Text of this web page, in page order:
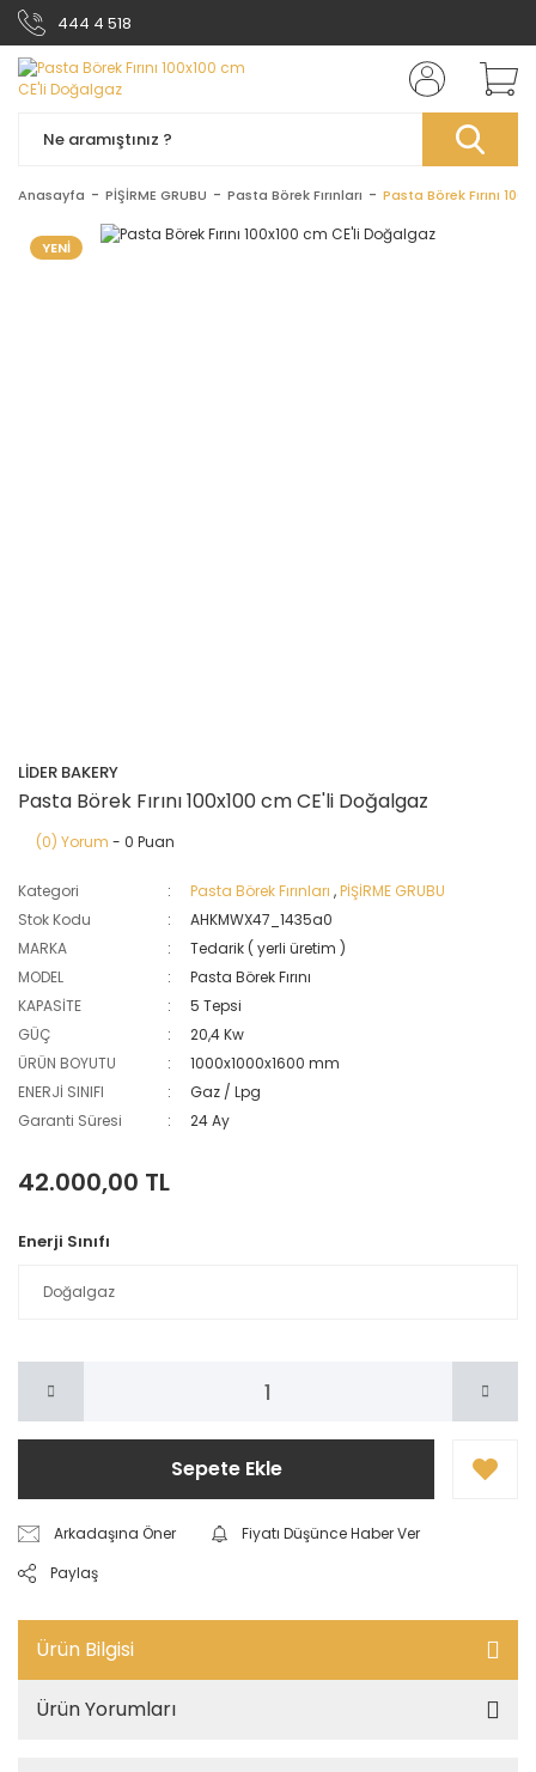
444 4 518
Anasayfa PİŞİRME GRUBU Pasta Börek Fırınları Pasta Börek Fırını
YENİ
LİDER BAKERY
Pasta Börek Fırını 100x100 cm CE'li Doğalgaz
(0) Yorum - 0 Puan
Kategori Pasta Börek Fırınları ,PİŞİRME GRUBU
Stok Kodu
AHKMWX47_1435a0
MARKA
Tedarik ( yerli üretim )
MODEL
Pasta Börek Fırını
KAPASİTE
5 Tepsi
GÜÇ
20,4 Kw
ÜRÜN BOYUTU
1000x1000x1600 mm
ENERJİ SINIFI
Gaz / Lpg
Garanti Süresi
24 Ay
42.000,00 TL
Enerji Sınıfı
Sepete Ekle
Arkadaşına Öner
Fiyatı Düşünce Haber Ver
Paylaş
Ürün Bilgisi
Ürün Yorumları